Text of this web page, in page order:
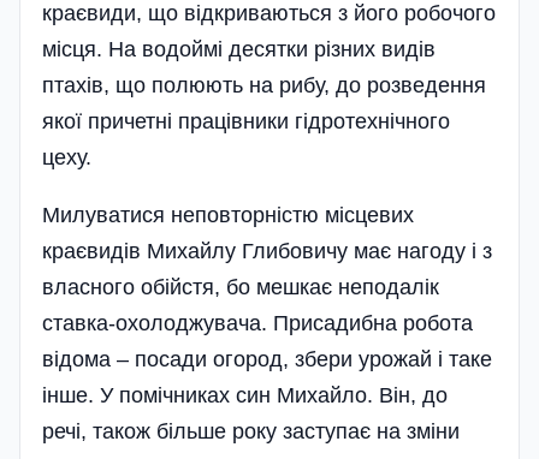
краєвиди, що відкриваються з його робочого
місця. На водоймі десятки різних видів
птахів, що полюють на рибу, до розведення
якої причетні працівники гідротехнічного
цеху.
Милуватися неповторністю місцевих
краєвидів Михайлу Глибовичу має нагоду і з
власного обійстя, бо мешкає неподалік
ставка-охолоджувача. Присадибна робота
відома – посади огород, збери урожай і таке
інше. У помічниках син Михайло. Він, до
речі, також більше року заступає на зміни